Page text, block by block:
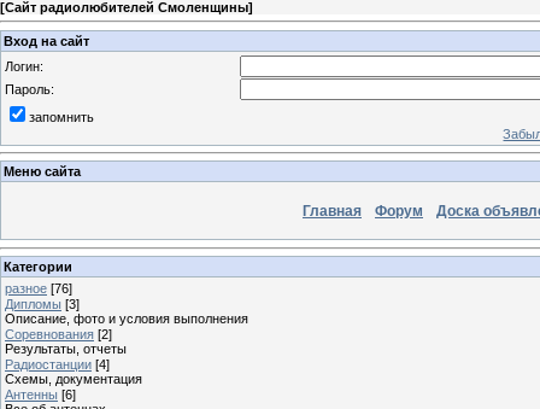
[Сайт радиолюбителей Смоленщины]
Вход на сайт
Логин:
Пароль:
запомнить
Меню сайта
Главная Форум Доска
Категории
разное [76]
Дипломы [3]
Описание, фото и условия выполнения
Соревнования [2]
Результаты, отчеты
Радиостанции [4]
Схемы, документация
Антенны [6]